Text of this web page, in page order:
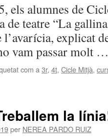
els alumnes de
de teatre “La
l’avarícia, explicat
vam passar molt
com a 3r, 4t, Cicle Mitjà,
la
per NEREA PARDO RUIZ